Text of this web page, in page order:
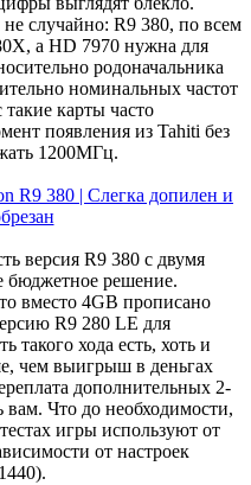
случайно: R9 380, по всем
а HD 7970 нужна для
родоначальника
номинальных частот
карты часто
появления из Tahiti без
1200МГц.
версия R9 380 с двумя
бюджетное решение.
вместо 4GB прописано
R9 280 LE для
такого хода есть, хоть и
чем выигрыш в деньгах
дополнительных 2-
вам. Что до необходимости,
игры используют от
от настроек